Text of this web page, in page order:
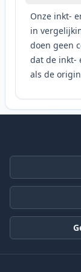
Onze inkt-
in
doen geen
dat de inkt-
als de